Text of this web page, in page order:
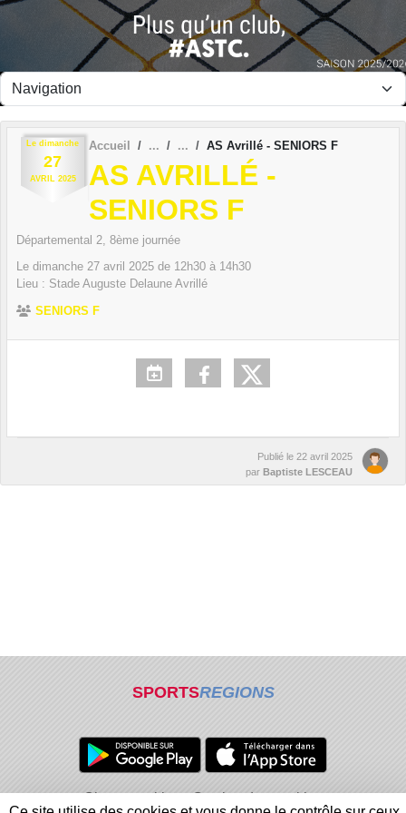
Le dimanche
27
AVRIL 2025
Accueil AS Avrillé - SENIORS F
AS AVRILLÉ -
SENIORS F
Départemental 2, 8ème journée
Le dimanche 27 avril 2025 de 12h30 à 14h30
Lieu : Stade Auguste Delaune Avrillé
SENIORS F
Publié le 22 avril 2025
par Baptiste LESCEAU
SPORTSREGIONS
Charte cookies
Gestion des cookies
Panneau de gestion des cookies